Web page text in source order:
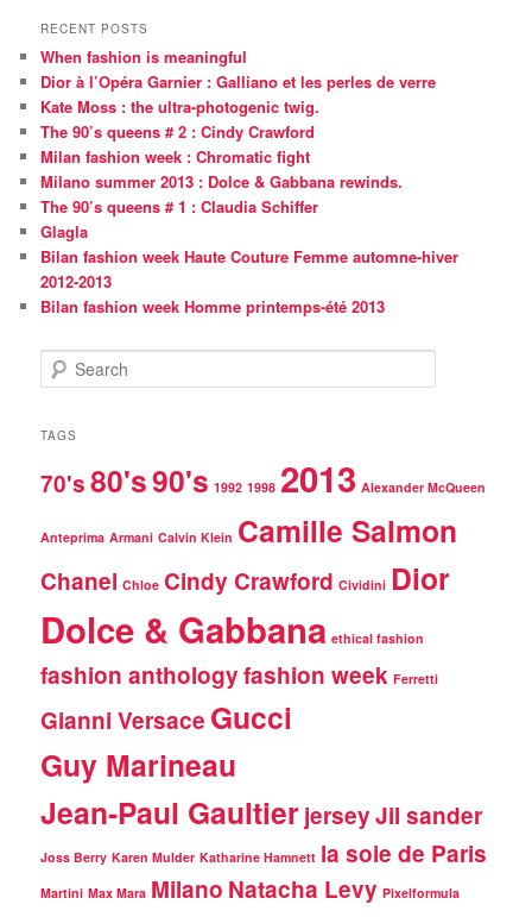
RECENT POSTS
When fashion is meaningful
Dior à l’Opéra Garnier : Galliano et les perles de verre
Kate Moss : the ultra-photogenic twig.
The 90’s queens # 2 : Cindy Crawford
Milan fashion week : Chromatic fight
Milano summer 2013 : Dolce & Gabbana rewinds.
The 90’s queens # 1 : Claudia Schiffer
Glagla
Bilan fashion week Haute Couture Femme automne-hiver
2012-2013
Bilan fashion week Homme printemps-été 2013
e
r
h
TAGS
70's80's90's 1992 1998 2013 Alexander McQueen
Anteprima Armani Calvin Klein Camille Salmon
Chanel Chloe Cindy Crawford Cividini Dior
Dolce & Gabbana ethical fashion
fashion anthologyfashion week Ferretti
Gianni Versace Gucci
Guy Marineau
Jean-Paul GaultierjerseyJil sander
Joss Berry Karen Mulder Katharine Hamnett la soie de Paris
Martini Max Mara Milano Natacha Levy Pixelformula